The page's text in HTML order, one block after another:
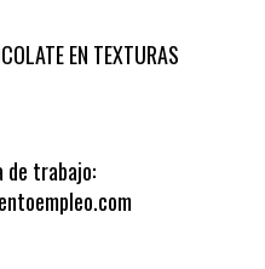
EN TEXTURAS
de trabajo: